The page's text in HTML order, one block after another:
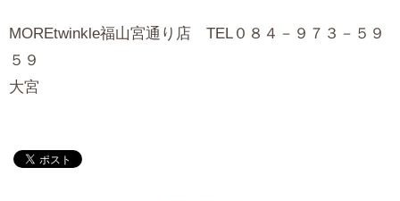
MOREtwinkle福山宮通り店 TEL０８４－９７３－５９
５９
大宮